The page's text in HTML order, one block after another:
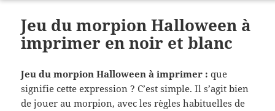
Jeu du morpion Halloween à
imprimer en noir et blanc
Jeu du morpion Halloween à imprimer : que
signifie cette expression ? C’est simple. Il s’agit bien
de jouer au morpion, avec les règles habituelles de